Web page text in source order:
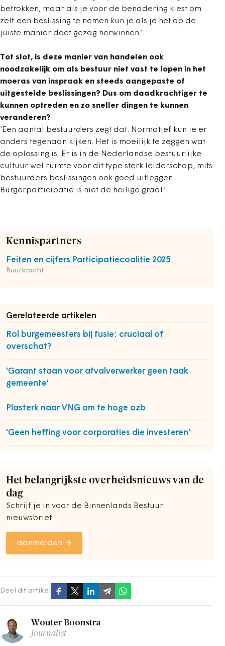
betrokken, maar als je voor de benadering kiest om
zelf een beslissing te nemen kun je als je het op de
juiste manier doet gezag herwinnen.’
Tot slot, is deze manier van handelen ook
noodzakelijk om als bestuur niet vast te lopen in het
moeras van inspraak en steeds aangepaste of
uitgestelde beslissingen? Dus om daadkrachtiger te
kunnen optreden en zo sneller dingen te kunnen
veranderen?
‘Een aantal bestuurders zegt dat. Normatief kun je er
anders tegenaan kijken. Het is moeilijk te zeggen wat
de oplossing is. Er is in de Nederlandse bestuurlijke
cultuur wel ruimte voor dit type sterk leiderschap, mits
bestuurders beslissingen ook goed uitleggen.
Burgerparticipatie is niet de heilige graal.’
Kennispartners
Feiten en cijfers Participatiecoalitie 2025
Buurkracht
Gerelateerde artikelen
Rol burgemeesters bij fusie: cruciaal of
overschat?
'Garant staan voor afvalverwerker geen taak
gemeente'
Plasterk naar VNG om te hoge ozb
'Geen heffing voor corporaties die investeren'
Het belangrijkste overheidsnieuws van de
dag
Schrijf je in voor de Binnenlands Bestuur
nieuwsbrief
aanmelden
Deel dit artikel
Wouter Boonstra
Journalist